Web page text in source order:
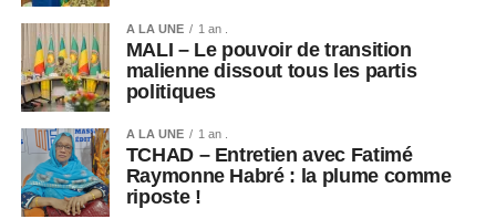
A LA UNE 1 an .
MALI – Le pouvoir de transition
malienne dissout tous les partis
politiques
A LA UNE 1 an .
TCHAD – Entretien avec Fatimé
Raymonne Habré : la plume comme
riposte !